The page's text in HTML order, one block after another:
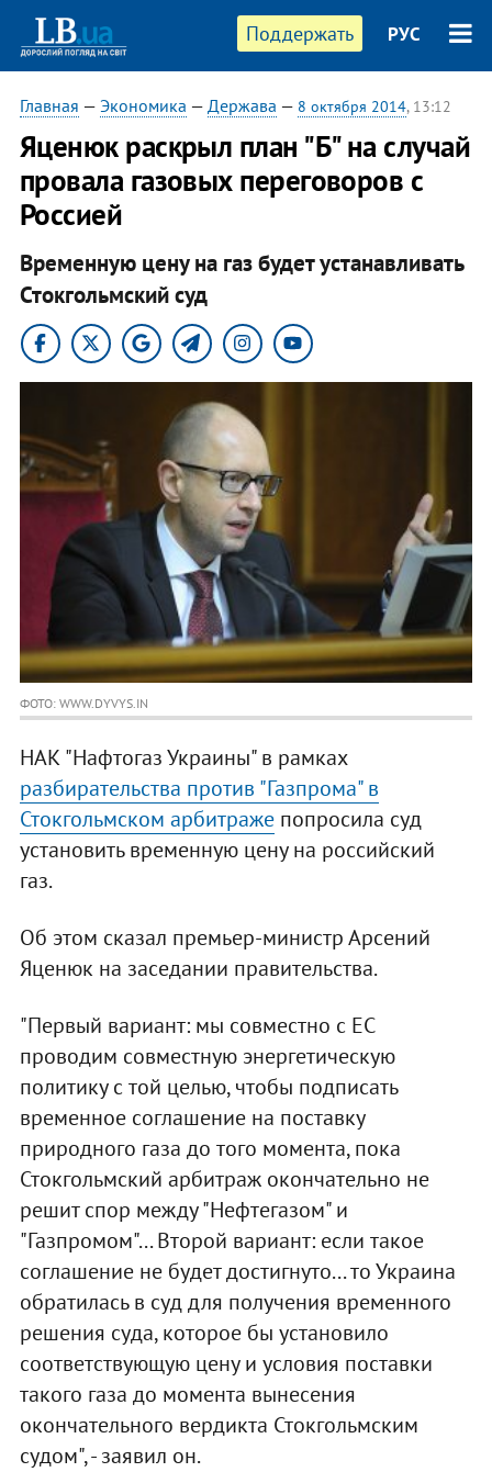
Поддержать РУС
Главная — Экономика — Держава — 8 октября 2014, 13:12
Яценюк раскрыл план "Б" на случай
провала газовых переговоров с
Россией
Временную цену на газ будет устанавливать
Стокгольмский суд
ФОТО: WWW.DYVYS.IN
НАК "Нафтогаз Украины" в рамках
разбирательства против "Газпрома" в
Стокгольмском арбитражепопросила суд
установить временную цену на российский
газ.
Об этом сказал премьер-министр Арсений
Яценюк на заседании правительства.
"Первый вариант: мы совместно с ЕС
проводим совместную энергетическую
политику с той целью, чтобы подписать
временное соглашение на поставку
природного газа до того момента, пока
Стокгольмский арбитраж окончательно не
решит спор между "Нефтегазом" и
"Газпромом"... Второй вариант: если такое
соглашение не будет достигнуто... то Украина
обратилась в суд для получения временного
решения суда, которое бы установило
соответствующую цену и условия поставки
такого газа до момента вынесения
окончательного вердикта Стокгольмским
судом", - заявил он.